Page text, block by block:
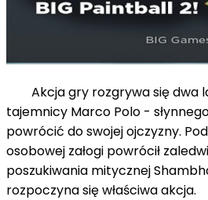
Akcja gry rozgrywa się dwa
tajemnicy Marco Polo -
powrócić do swojej ojczyzny.
osobowej załogi powrócił
poszukiwania mitycznej
rozpoczyna się właściwa akcja.